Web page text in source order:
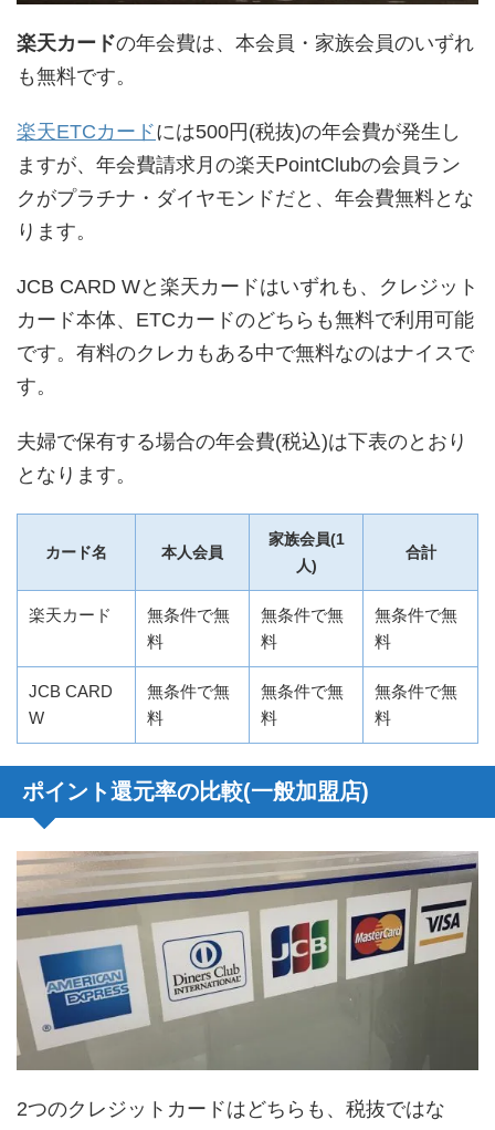
楽天カードの年会費は、本会員・家族会員のいずれ
も無料です。
楽天ETCカードには500円(税抜)の年会費が発生し
ますが、年会費請求月の楽天PointClubの会員ラン
クがプラチナ・ダイヤモンドだと、年会費無料とな
ります。
JCB CARD Wと楽天カードはいずれも、クレジット
カード本体、ETCカードのどちらも無料で利用可能
です。有料のクレカもある中で無料なのはナイスで
す。
夫婦で保有する場合の年会費(税込)は下表のとおり
となります。
カード名 本人会員
家族会員(1
人)
合計
楽天カード
無条件で無
料
無条件で無
料
無条件で無
料
JCB CARD
W
無条件で無
料
無条件で無
料
無条件で無
料
ポイント還元率の比較(一般加盟店)
2つのクレジットカードはどちらも、税抜ではな